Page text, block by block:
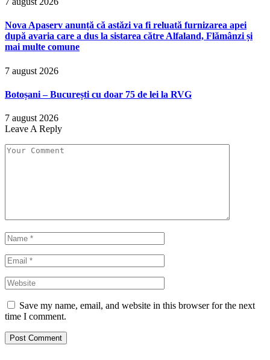
Nova Apaserv anunță că astăzi va fi reluată furnizarea apei
după avaria care a dus la sistarea către Alfaland, Flămânzi și
mai multe comune
7 august 2026
Botoșani – București cu doar 75 de lei la RVG
7 august 2026
Leave A Reply
Save my name, email, and website in this browser for the next
time I comment.